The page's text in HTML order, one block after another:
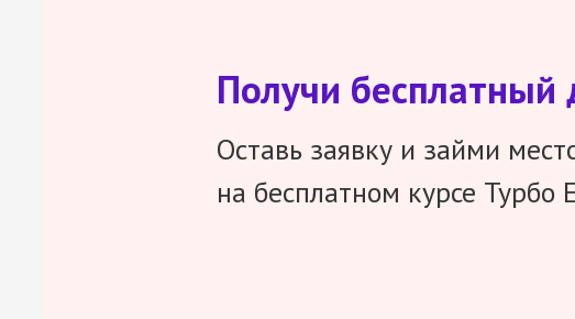
Получи бесплатный
Оставь заявку и займи
на бесплатном курсе Турбо